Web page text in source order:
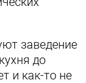
заведение
до
и как-то не